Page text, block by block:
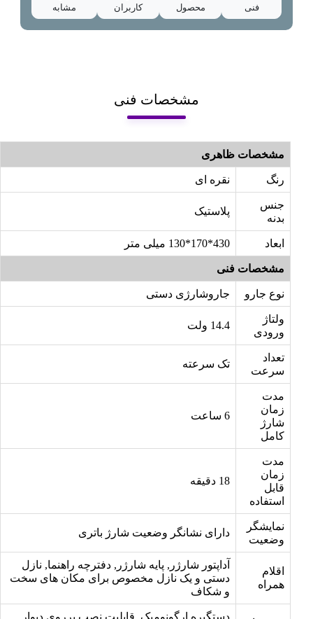
فنی
محصول
کاربران
مشابه
مشخصات فنی
مشخصات ظاهری
رنگ نقره ای
جنس
بدنه
پلاستیک
ابعاد 430*170*130 میلی متر
مشخصات فنی
نوع جارو جاروشارژی دستی
ولتاژ
ورودی
14.4 ولت
تعداد
سرعت
تک سرعته
مدت
زمان
شارژ
کامل
مدت
زمان
قابل
استفاده
18 دقیقه
نمایشگر
وضعیت
دارای نشانگر وضعیت شارژ باتری
اقلام
همراه
آداپتور شارژر, پایه شارژر, دفترچه راهنما, نازل
دستی و یک نازل مخصوص برای مکان های سخت
و شکاف
دستگیره ارگونومیک, قابلیت نصب برروی دیوار,